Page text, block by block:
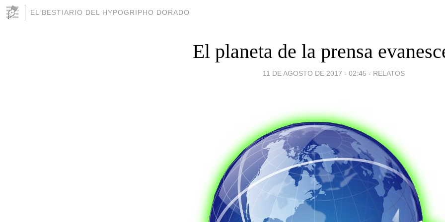
EL BESTIARIO DEL HYPOGRIPHO DORADO
El planeta de la prensa
11 DE AGOSTO DE 2017 - 02:45 - RELATOS